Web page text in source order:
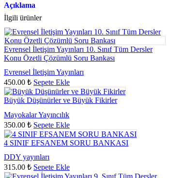
Açıklama
İlgili ürünler
Evrensel İletişim Yayınları 10. Sınıf Tüm Dersler
Konu Özetli Çözümlü Soru Bankası
Evrensel İletişim Yayınları
450.00 ₺ Sepete Ekle
Büyük Düşünürler ve Büyük Fikirler
Mayokalar Yayıncılık
350.00 ₺ Sepete Ekle
4 SINIF EFSANEM SORU BANKASI
DDY yayınları
315.00 ₺ Sepete Ekle